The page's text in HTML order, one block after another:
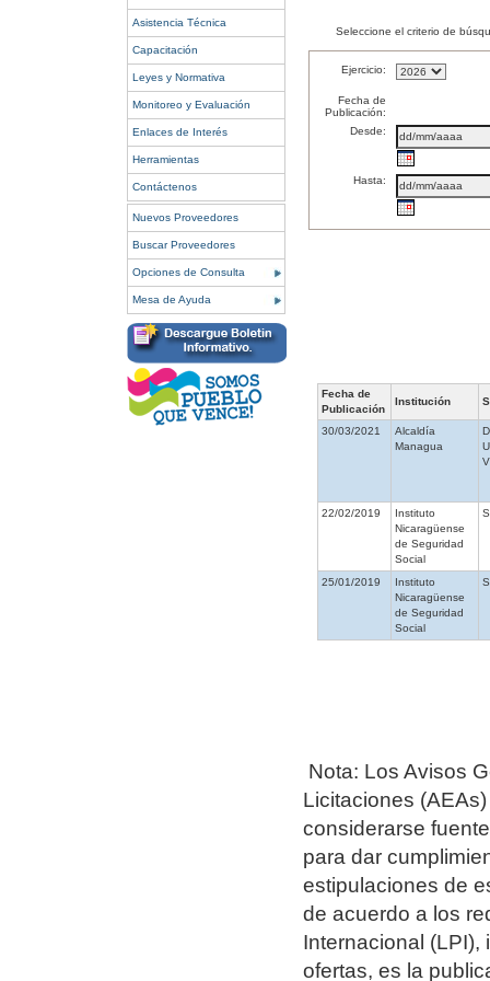
Asistencia Técnica
Capacitación
Leyes y Normativa
Monitoreo y Evaluación
Enlaces de Interés
Herramientas
Contáctenos
Nuevos Proveedores
Buscar Proveedores
Opciones de Consulta
Mesa de Ayuda
Seleccione el criterio de
Ejercicio:
Fecha de
Publicación:
Desde:
Hasta:
Fecha de
Publicación
Institución
30/03/2021
Alcaldía
Managua
22/02/2019
Instituto
Nicaragüense
de Seguridad
Social
25/01/2019
Instituto
Nicaragüense
de Seguridad
Social
Nota: Los Avisos
Licitaciones
considerarse
para dar
estipulaciones de
de acuerdo a los
Internacional
ofertas, es la